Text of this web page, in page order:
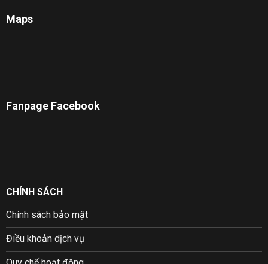
Maps
Fanpage Facebook
CHÍNH SÁCH
Chính sách bảo mật
Điều khoản dịch vụ